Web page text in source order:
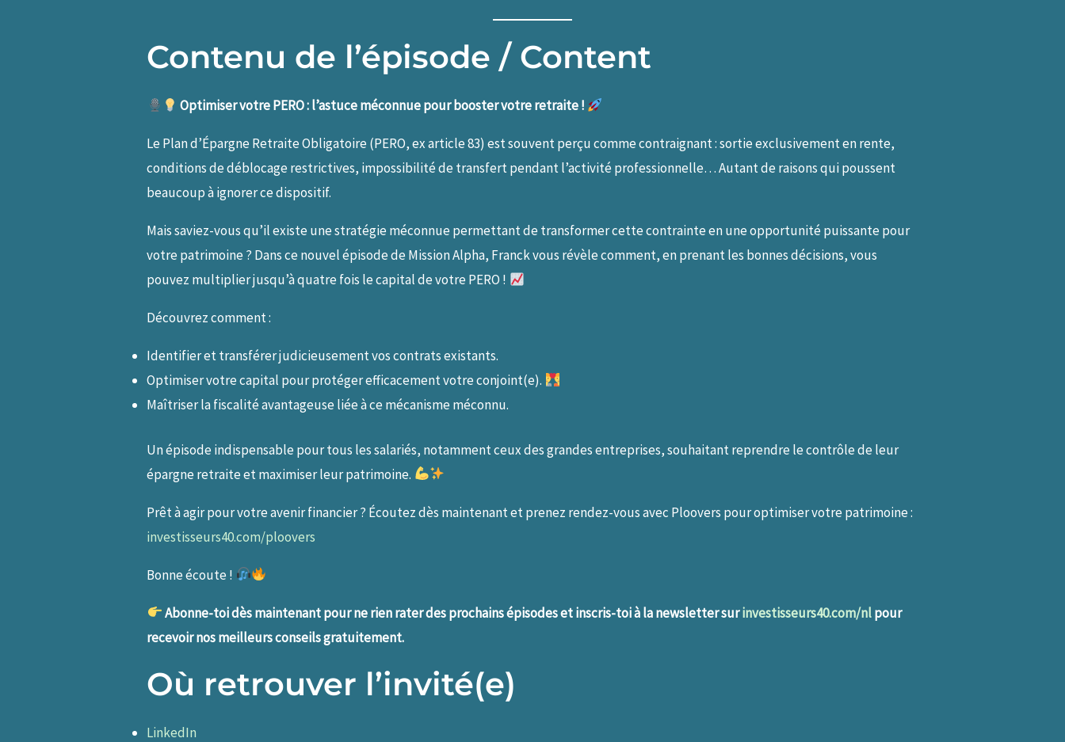
Contenu de l’épisode / Content
Optimiser votre PERO : l’astuce méconnue pour booster votre retraite !
Le Plan d’Épargne Retraite Obligatoire (PERO, ex article 83) est souvent perçu comme contraignant : sortie exclusivement en rente,
conditions de déblocage restrictives, impossibilité de transfert pendant l’activité professionnelle… Autant de raisons qui poussent
beaucoup à ignorer ce dispositif.
Mais saviez-vous qu’il existe une stratégie méconnue permettant de transformer cette contrainte en une opportunité puissante pour
votre patrimoine ? Dans ce nouvel épisode de Mission Alpha, Franck vous révèle comment, en prenant les bonnes décisions, vous
pouvez multiplier jusqu’à quatre fois le capital de votre PERO !
Découvrez comment :
Identifier et transférer judicieusement vos contrats existants.
Optimiser votre capital pour protéger efficacement votre conjoint(e).
Maîtriser la fiscalité avantageuse liée à ce mécanisme méconnu.
Un épisode indispensable pour tous les salariés, notamment ceux des grandes entreprises, souhaitant reprendre le contrôle de leur
épargne retraite et maximiser leur patrimoine.
Prêt à agir pour votre avenir financier ? Écoutez dès maintenant et prenez rendez-vous avec Ploovers pour optimiser votre patrimoine :
investisseurs40.com/ploovers
Bonne écoute !
Abonne-toi dès maintenant pour ne rien rater des prochains épisodes et inscris-toi à la newsletter surinvestisseurs40.com/nlpour
recevoir nos meilleurs conseils gratuitement.
Où retrouver l’invité(e)
LinkedIn